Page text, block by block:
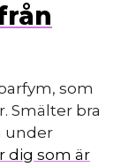
som
Smälter bra
under
dig som är